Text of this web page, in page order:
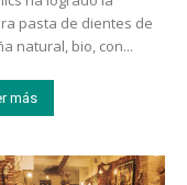
pasta de dientes de
natural, bio, con...
más